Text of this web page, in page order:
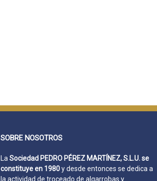
SOBRE NOSOTROS
La Sociedad PEDRO PÉREZ MARTÍNEZ, S.L.U. se
constituye en 1980y desde entonces se dedica a
la actividad de troceado de algarrobas y